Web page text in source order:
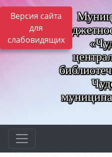
Версия сайта
для
слабовидящих